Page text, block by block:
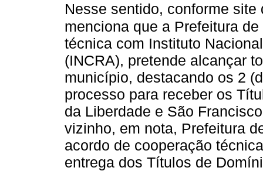
Nesse sentido, conforme
menciona que a Prefeitura
técnica com Instituto
(INCRA), pretende alcançar
município, destacando os 2
processo para receber os
da Liberdade e São
vizinho, em nota, Prefeitura
acordo de cooperação
entrega dos Títulos de